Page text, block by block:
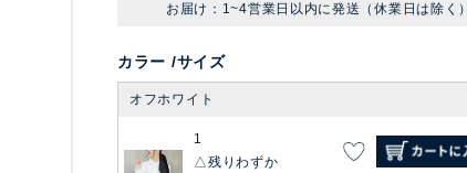
お届け：1~4営業日以内に発送（休業日は除く）
カラー サイズ
オフホワイト
1
残りわずか